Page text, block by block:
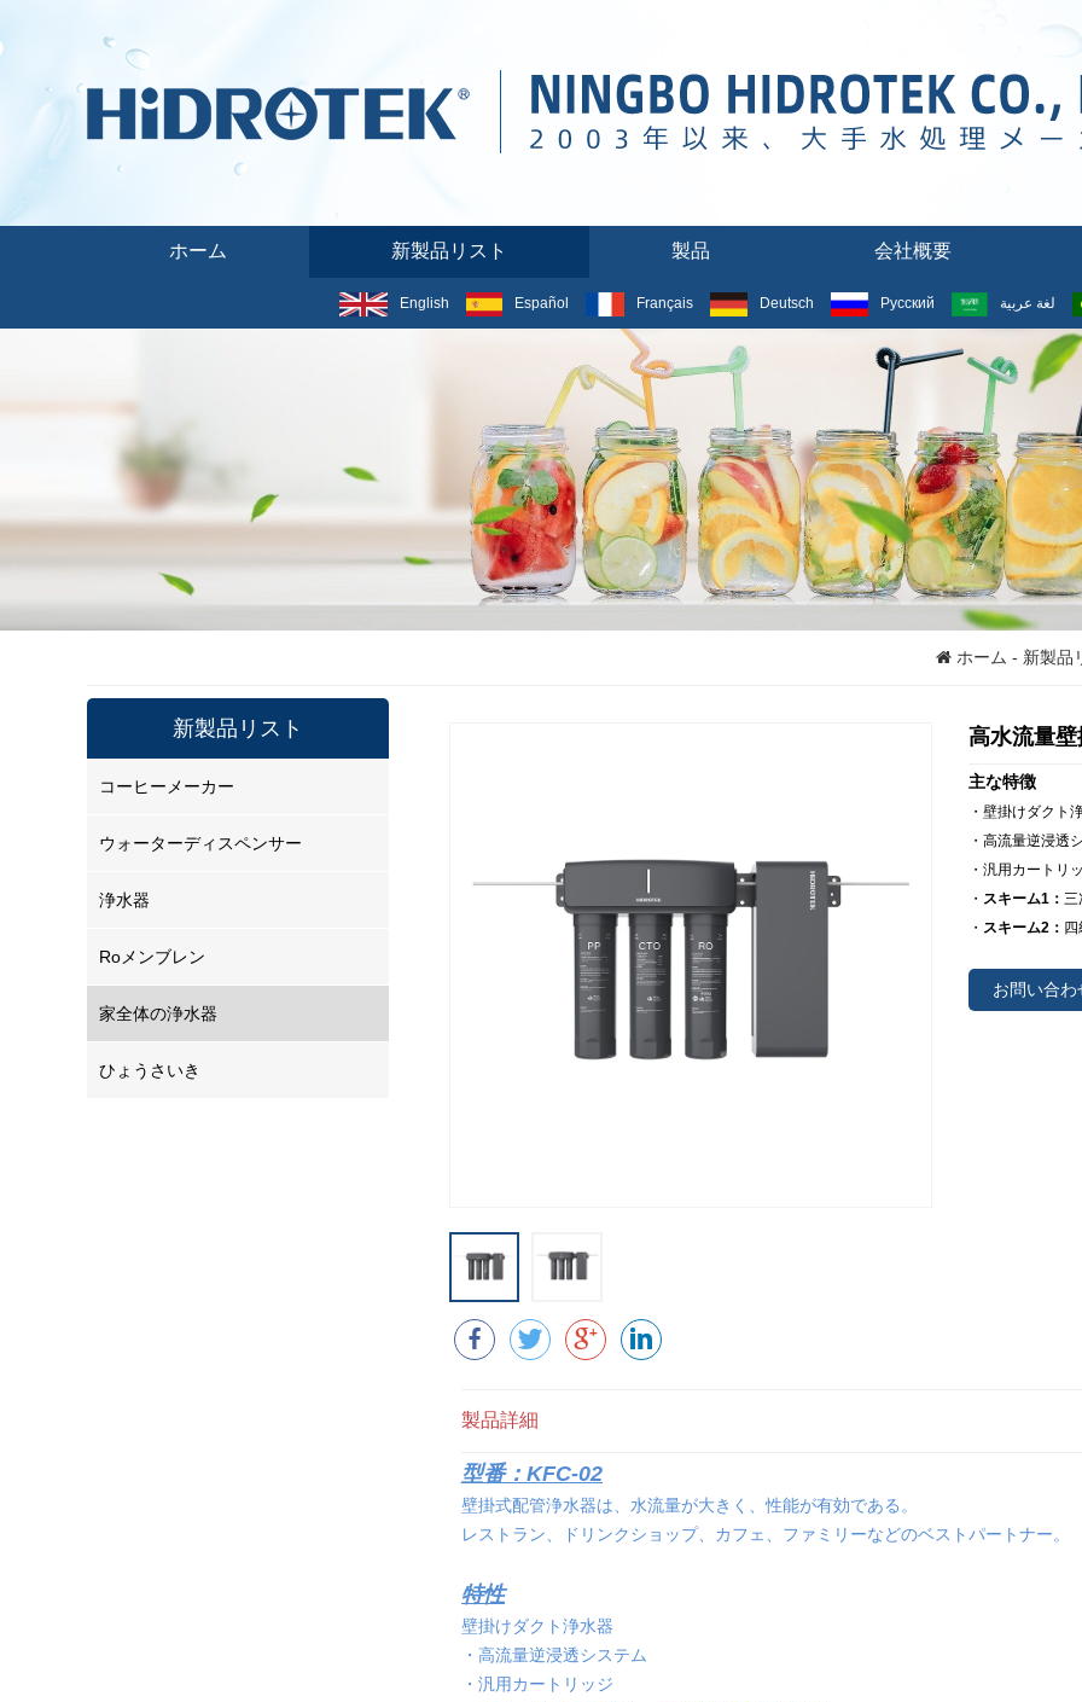
ホーム 新製品リスト 製品 会社概要
English Español Français Deutsch Русский لغة عربية
新製品リスト
ホーム - 新製品
新製品リスト
コーヒーメーカー
ウォーターディスペンサー
浄水器
Roメンブレン
家全体の浄水器
ひょうさいき
高水流量
主な特徴
・壁掛けダクト
・高流量逆浸透
・汎用カートリ
・ スキーム1： 三
・ スキーム2：
お問い合
製品詳細
型番：KFC-02
壁掛式配管浄水器は、水流量が大きく、性能が有効である。
レストラン、ドリンクショップ、カフェ、ファミリーなどのベストパートナー。
特性
壁掛けダクト浄水器
・高流量逆浸透システム
・汎用カートリッジ